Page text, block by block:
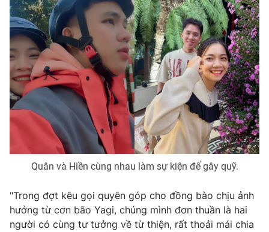
Emagazine Podcast
Photo Infographic
Video Shorts video
VTV Money VTV Thể thao
VTV Sức khoẻ Bất động sản
VTV4 Vươn mình bằng AI
Quân và Hiền cùng nhau làm sự kiện để gây quỹ.
"Trong đợt kêu gọi quyên góp cho đồng bào chịu ảnh
hưởng từ cơn bão Yagi, chúng mình đơn thuần là hai
người có cùng tư tưởng về từ thiện, rất thoải mái chia